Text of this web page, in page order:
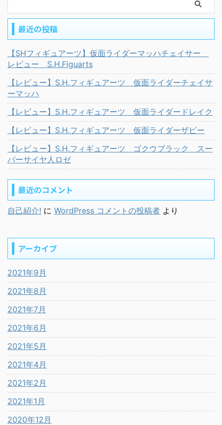
最近の投稿
【SHフィギュアーツ】仮面ライダーマッハチェイサー
レビュー S.H.Figuarts
【レビュー】S.H.フィギュアーツ 仮面ライダーチェイサ
ーマッハ
【レビュー】S.H.フィギュアーツ 仮面ライダードレイク
【レビュー】S.H.フィギュアーツ 仮面ライダーザビー
【レビュー】S.H.フィギュアーツ ゴクウブラック スー
パーサイヤ人ロゼ
最近のコメント
自己紹介! に WordPress コメントの投稿者 より
アーカイブ
2021年9月
2021年8月
2021年7月
2021年6月
2021年5月
2021年4月
2021年2月
2021年1月
2020年12月